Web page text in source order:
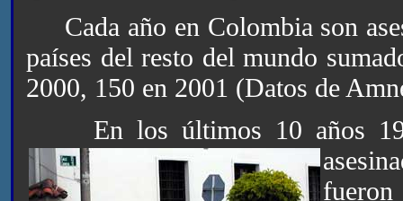
Cada año en Colombia son
países del resto del mundo
2000, 150 en 2001 (Datos de
En los últimos 10 años 19
fueron